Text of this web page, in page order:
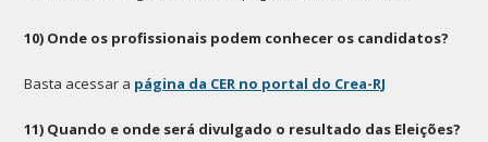
10) Onde os profissionais podem conhecer os candidatos?
Basta acessar a página da CER no portal do Crea-RJ
11) Quando e onde será divulgado o resultado das Eleições?